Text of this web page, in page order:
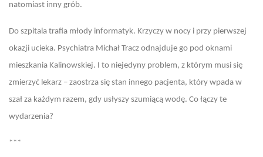
natomiast inny grób.
Do szpitala trafia młody informatyk. Krzyczy w nocy i przy pierwszej
okazji ucieka. Psychiatra Michał Tracz odnajduje go pod oknami
mieszkania Kalinowskiej. I to niejedyny problem, z którym musi się
zmierzyć lekarz – zaostrza się stan innego pacjenta, który wpada w
szał za każdym razem, gdy usłyszy szumiącą wodę. Co łączy te
wydarzenia?
***